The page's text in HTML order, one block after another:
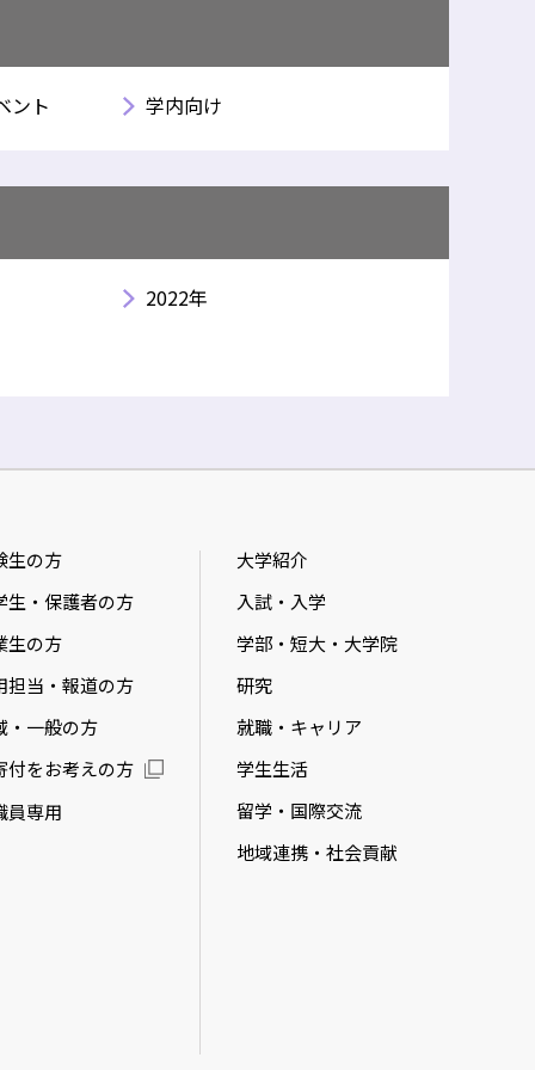
ント 学内向け
2022年
生の方
生・保護者の方
生の方
担当・報道の方
・一般の方
付をお考えの方
員専用
大学紹介
入試・入学
学部・短大・大学院
研究
就職・キャリア
学生生活
留学・国際交流
地域連携・社会貢献